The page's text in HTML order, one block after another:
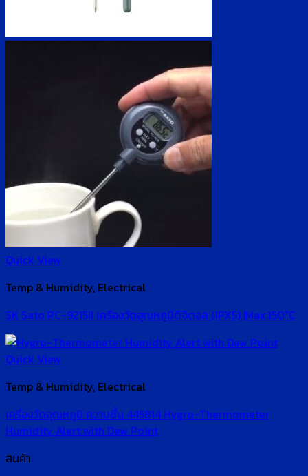
Quick View
Temp & Humidity, Electrical
SK Sato PC-9215II เครื่องวัดอุณหภูมิดิจิตอล (IPX5) |Max.150°C
Quick View
Temp & Humidity, Electrical
เครื่องวัดอุณหภูมิ ความชื้น 445814 Hygro-Thermometer
Humidity Alert with Dew Point
สินค้า